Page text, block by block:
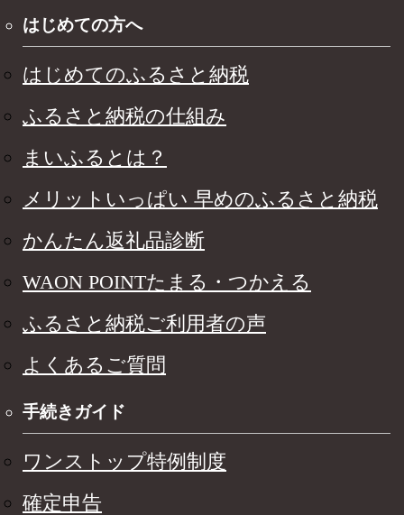
はじめての方へ
はじめてのふるさと納税
ふるさと納税の仕組み
まいふるとは？
メリットいっぱい 早めのふるさと納税
かんたん返礼品診断
WAON POINTたまる・つかえる
ふるさと納税ご利用者の声
よくあるご質問
手続きガイド
ワンストップ特例制度
確定申告